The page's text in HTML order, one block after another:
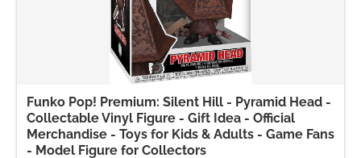
Funko Pop! Premium: Silent Hill - Pyramid Head -
Collectable Vinyl Figure - Gift Idea - Official
Merchandise - Toys for Kids & Adults - Game Fans
- Model Figure for Collectors